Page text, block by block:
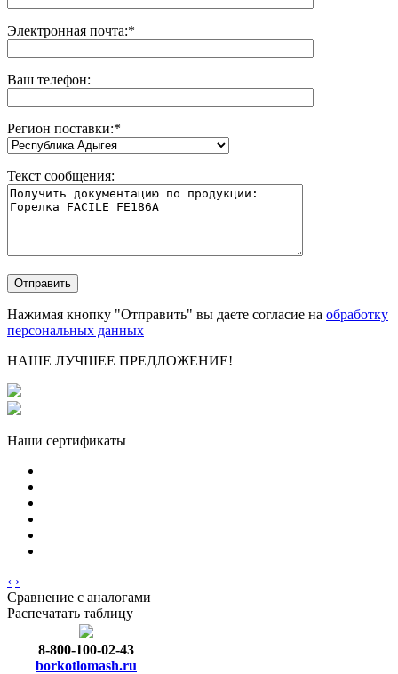
Электронная почта:*
Ваш телефон:
Регион поставки:*
Текст сообщения:
Нажимая кнопку "Отправить" вы даете согласие на обработку
персональных данных
НАШЕ ЛУЧШЕЕ ПРЕДЛОЖЕНИЕ!
Наши сертификаты
‹ ›
Сравнение с аналогами
Распечатать таблицу
8-800-100-02-43
borkotlomash.ru